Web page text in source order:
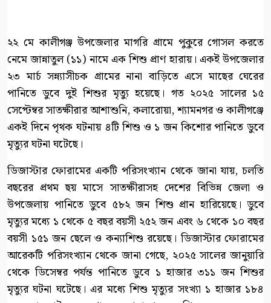
২২ মে কালীগঞ্জ উপজেলার মাগরি গ্রামে পুকুরে গোসল করতে
নেমে জান্নাতুল (১১) নামে এক শিশু প্রাণ হারায়। একই উপজেলার
২৩ মার্চ সন্ন্যাসীচক গ্রামের নানা বাড়িতে এসে মাছের ঘেরের
পানিতে ডুবে দুই শিশুর মৃত্যু হয়েছে। গত ২০২৫ সালের ১৫
সেপ্টেম্বর সাতক্ষীরার আশাশুনি, কলারোয়া, শ্যামনগর ও কালীগঞ্জে
একই দিনে পৃথক ঘটনায় ৪টি শিশু ও ১ জন কিশোর পানিতে ডুবে
মৃত্যুর ঘটনা ঘটেছে।
ডিজাস্টার ফোরামের একটি পরিসংখ্যান থেকে জানা যায়, চলতি
বছরের প্রথম ছয় মাসে সাতক্ষীরাসহ দেশের বিভিন্ন জেলা ও
উপজেলায় পানিতে ডুবে ৫৮২ জন শিশু প্রান হারিয়েছে। ডুবে
মৃত্যুর মধ্যে ১ থেকে ৫ বছর বয়সী ২৫২ জন এবং ৬ থেকে ১০ বছর
বয়সী ১৫১ জন ছেলে ও কন্যাশিশু রয়েছে। ডিজাস্টার ফোরামের
আরেকটি পরিসংখ্যান থেকে জানা গেছে, ২০২৫ সালের জানুয়ারি
থেকে ডিসেম্বর পর্যন্ত পানিতে ডুবে ১ হাজার ৩১১ জন শিশুর
মৃত্যুর ঘটনা ঘটেছে। এর মধ্যে শিশু মৃত্যুর সংখ্যা ১ হাজার ১৮৪